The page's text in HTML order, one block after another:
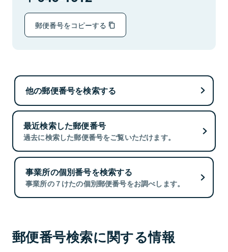
郵便番号をコピーする
他の郵便番号を検索する
最近検索した郵便番号
過去に検索した郵便番号をご覧いただけます。
事業所の個別番号を検索する
事業所の７けたの個別郵便番号をお調べします。
郵便番号検索に関する情報